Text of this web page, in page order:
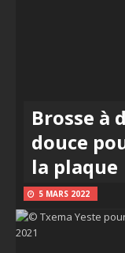
Brosse à
douce
la plaque
5 MARS 2022